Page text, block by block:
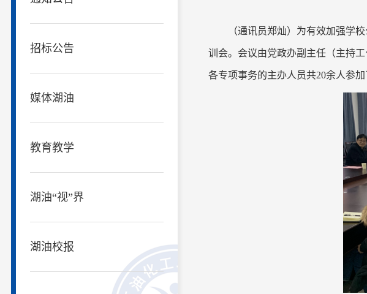
招标公告
媒体湖油
教育教学
湖油“视”界
湖油校报
（通讯员郑灿）为有效加强学
训会。会议由党政办副主任（主持
各专项事务的主办人员共20余人参加